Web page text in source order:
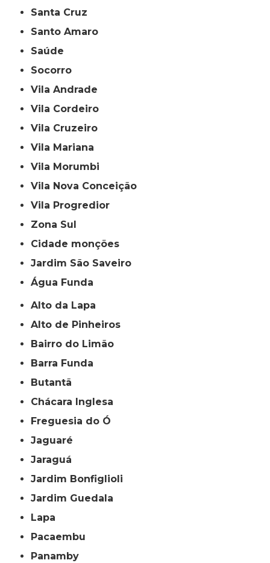
Santa Cruz
Santo Amaro
Saúde
Socorro
Vila Andrade
Vila Cordeiro
Vila Cruzeiro
Vila Mariana
Vila Morumbi
Vila Nova Conceição
Vila Progredior
Zona Sul
cidade monções
jardim São Saveiro
Água Funda
Alto da Lapa
Alto de Pinheiros
Bairro do Limão
Barra Funda
Butantã
Chácara Inglesa
Freguesia do Ó
Jaguaré
Jaraguá
Jardim Bonfiglioli
Jardim Guedala
Lapa
Pacaembu
Panamby